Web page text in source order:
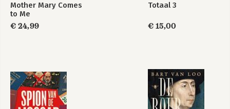
Mother Mary Comes
to Me
€ 24,99
Totaal 3
€ 15,00